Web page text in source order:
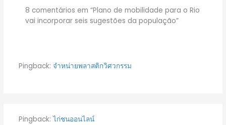
8 comentários em “Plano de mobilidade para o Rio
vai incorporar seis sugestões da população”
Pingback: จำหน่ายพลาสติกวิศวกรรม
Pingback:ไก่ชนออนไลน์